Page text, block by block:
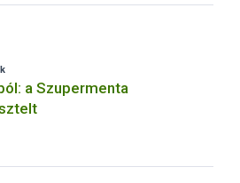
a Szupermenta